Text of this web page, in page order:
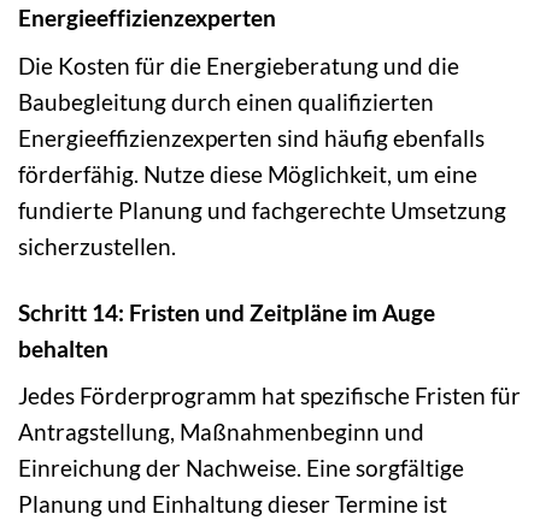
Energieeffizienzexperten
Die Kosten für die Energieberatung und die
Baubegleitung durch einen qualifizierten
Energieeffizienzexperten sind häufig ebenfalls
förderfähig. Nutze diese Möglichkeit, um eine
fundierte Planung und fachgerechte Umsetzung
sicherzustellen.
Schritt 14: Fristen und Zeitpläne im Auge
behalten
Jedes Förderprogramm hat spezifische Fristen für
Antragstellung, Maßnahmenbeginn und
Einreichung der Nachweise. Eine sorgfältige
Planung und Einhaltung dieser Termine ist